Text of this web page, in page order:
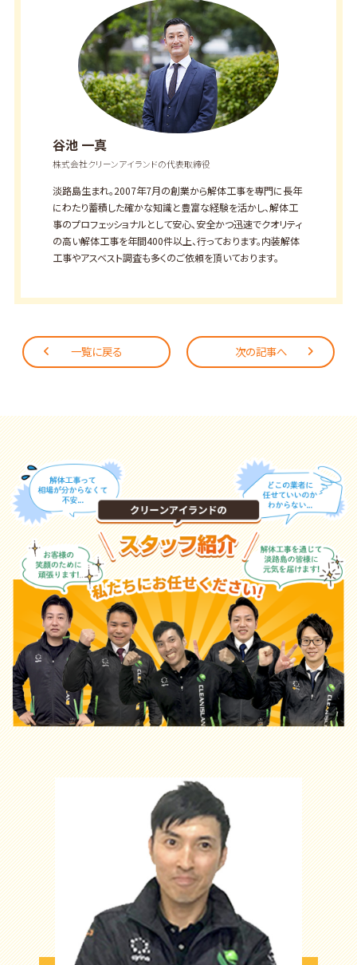
谷池 一真
株式会社クリーンアイランドの代表取締役
淡路島生まれ。2007年7月の創業から解体工事を専門に長年
にわたり蓄積した確かな知識と豊富な経験を活かし、解体工
事のプロフェッショナルとして安心、安全かつ迅速でクオリティ
の高い解体工事を年間400件以上、行っております。内装解体
工事やアスベスト調査も多くのご依頼を頂いております。
一覧に戻る 次の記事へ